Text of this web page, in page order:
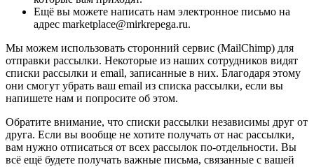
Ещё вы можете написать нам электронное письмо на
адрес marketplace@mirkrepega.ru.
Мы можем использовать сторонний сервис (MailChimp) для
отправки рассылки. Некоторые из наших сотрудников видят
списки рассылки и email, записанные в них. Благодаря этому
они смогут убрать ваш email из списка рассылки, если вы
напишете нам и попросите об этом.
Обратите внимание, что списки рассылки независимы друг от
друга. Если вы вообще не хотите получать от нас рассылки,
вам нужно отписаться от всех рассылок по-отдельности. Вы
всё ещё будете получать важные письма, связанные с вашей